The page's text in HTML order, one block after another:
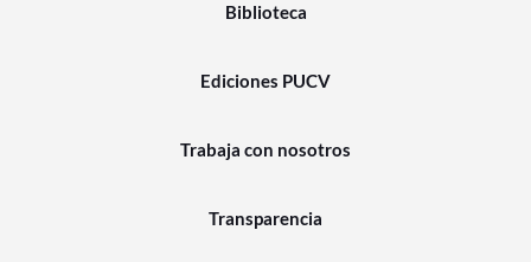
Biblioteca
Ediciones PUCV
Trabaja con nosotros
Transparencia